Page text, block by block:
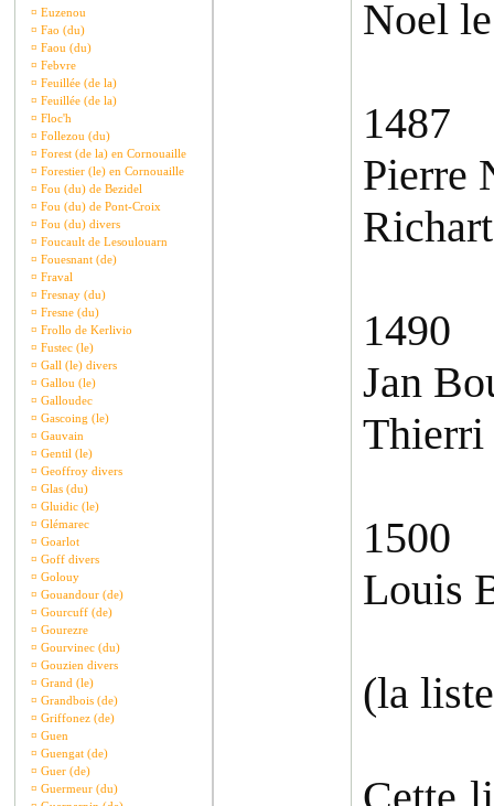
¤ Euzenou
¤ Fao (du)
¤ Faou (du)
¤ Febvre
¤ Feuillée (de la)
¤ Feuillée (de la)
¤ Floc'h
¤ Follezou (du)
¤ Forest (de la) en Cornouaille
¤ Forestier (le) en Cornouaille
¤ Fou (du) de Bezidel
¤ Fou (du) de Pont-Croix
¤ Fou (du) divers
¤ Foucault de Lesoulouarn
¤ Fouesnant (de)
¤ Fraval
¤ Fresnay (du)
¤ Fresne (du)
¤ Frollo de Kerlivio
¤ Fustec (le)
¤ Gall (le) divers
¤ Gallou (le)
¤ Galloudec
¤ Gascoing (le)
¤ Gauvain
¤ Gentil (le)
¤ Geoffroy divers
¤ Glas (du)
¤ Gluidic (le)
¤ Glémarec
¤ Goarlot
¤ Goff divers
¤ Golouy
¤ Gouandour (de)
¤ Gourcuff (de)
¤ Gourezre
¤ Gourvinec (du)
¤ Gouzien divers
¤ Grand (le)
¤ Grandbois (de)
¤ Griffonez (de)
¤ Guen
¤ Guengat (de)
¤ Guer (de)
¤ Guermeur (du)
Noel
1487
Pierre
1490
Jan
Thierri
1500
Louis
(la